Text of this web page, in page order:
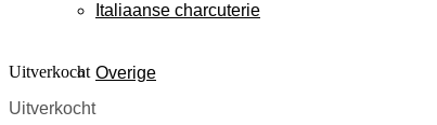
Italiaanse charcuterie
Overige
Uitverkocht
Uitverkocht